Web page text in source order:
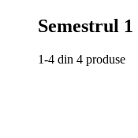
Semestrul 1
1-4 din 4 produse